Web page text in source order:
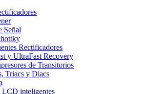
Señal
Rectificadores
y UltraFast Recovery
de Transitorios
Triacs y Diacs
LCD inteligentes